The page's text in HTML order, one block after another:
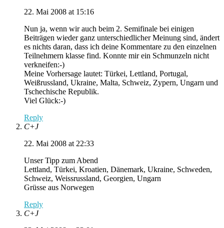
22. Mai 2008 at 15:16
Nun ja, wenn wir auch beim 2. Semifinale bei einigen
Beiträgen wieder ganz unterschiedlicher Meinung sind, ändert
es nichts daran, dass ich deine Kommentare zu den einzelnen
Teilnehmern klasse find. Konnte mir ein Schmunzeln nicht
verkneifen:-)
Meine Vorhersage lautet: Türkei, Lettland, Portugal,
Weißrussland, Ukraine, Malta, Schweiz, Zypern, Ungarn und
Tschechische Republik.
Viel Glück:-)
Reply
C+J
22. Mai 2008 at 22:33
Unser Tipp zum Abend
Lettland, Türkei, Kroatien, Dänemark, Ukraine, Schweden,
Schweiz, Weissrussland, Georgien, Ungarn
Grüsse aus Norwegen
Reply
C+J